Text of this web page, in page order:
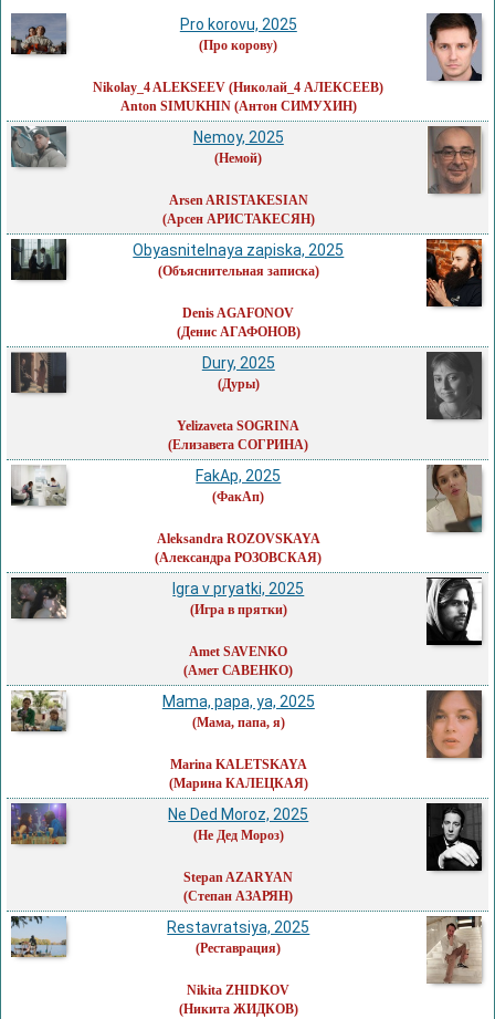
Pro korovu, 2025
(Про корову)
Nikolay_4 ALEKSEEV (Николай_4 АЛЕКСЕЕВ)
Anton SIMUKHIN(Антон СИМУХИН)
Nemoy, 2025
(Немой)
Arsen ARISTAKESIAN
(Арсен АРИСТАКЕСЯН)
Obyasnitelnaya zapiska, 2025
(Объяснительная записка)
Denis AGAFONOV
(Денис АГАФОНОВ)
Dury, 2025
(Дуры)
Yelizaveta SOGRINA
(Елизавета СОГРИНА)
FakAp, 2025
(ФакАп)
Aleksandra ROZOVSKAYA
(Александра РОЗОВСКАЯ)
Igra v pryatki, 2025
(Игра в прятки)
Amet SAVENKO
(Амет САВЕНКО)
Mama, papa, ya, 2025
(Мама, папа, я)
Marina KALETSKAYA
(Марина КАЛЕЦКАЯ)
Ne Ded Moroz, 2025
(Не Дед Мороз)
Stepan AZARYAN
(Степан АЗАРЯН)
Restavratsiya, 2025
(Реставрация)
Nikita ZHIDKOV
(Никита ЖИДКОВ)